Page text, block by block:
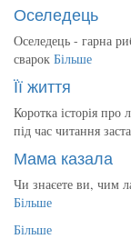
Оселедець
Оселедець - гарна
сварок Більше
Її життя
Коротка історія
під час читання
Мама казала
Чи знаєете ви, чим
Більше
Більше